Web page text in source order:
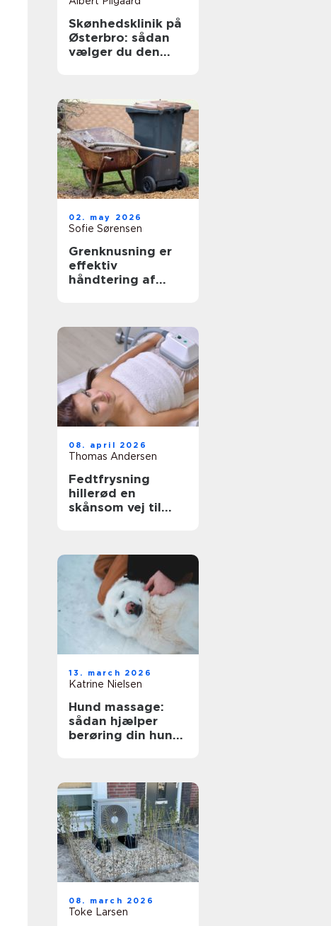
Skønhedsklinik på
Østerbro: sådan
vælger du den
02. may 2026
Sofie Sørensen
Grenknusning er
effektiv
håndtering af
08. april 2026
Thomas Andersen
Fedtfrysning
hillerød en
skånsom vej til
13. march 2026
Katrine Nielsen
Hund massage:
sådan hjælper
berøring din hund
08. march 2026
Toke Larsen